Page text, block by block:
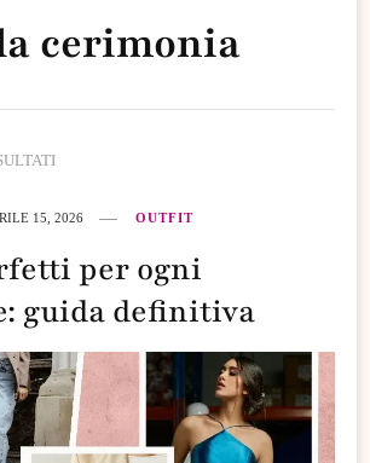
cerimonia
15, 2026 OUTFIT
per ogni
guida definitiva